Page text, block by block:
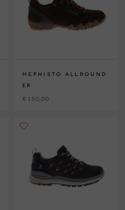
MEPHISTO ALLROUND
ER
€ 150,00